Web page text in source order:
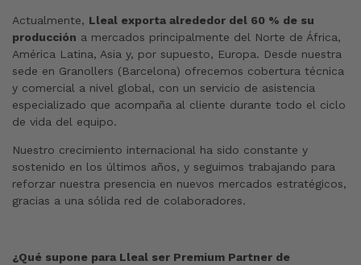
Actualmente, Lleal exporta alrededor del 60 % de su
producción a mercados principalmente del Norte de África,
América Latina, Asia y, por supuesto, Europa. Desde nuestra
sede en Granollers (Barcelona) ofrecemos cobertura técnica
y comercial a nivel global, con un servicio de asistencia
especializado que acompaña al cliente durante todo el ciclo
de vida del equipo.
Nuestro crecimiento internacional ha sido constante y
sostenido en los últimos años, y seguimos trabajando para
reforzar nuestra presencia en nuevos mercados estratégicos,
gracias a una sólida red de colaboradores.
¿Qué supone para Lleal ser Premium Partner de